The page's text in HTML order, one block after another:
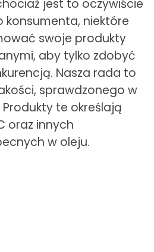
jest to oczywiście
konsumenta, niektóre
swoje produkty
aby tylko zdobyć
Nasza rada to
sprawdzonego w
te określają
oraz innych
w oleju.